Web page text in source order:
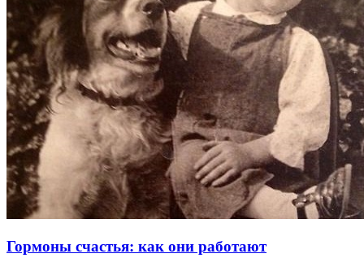
Гормоны счастья: как они работают